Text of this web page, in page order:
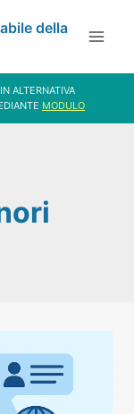
della
ALTERNATIVA
MODULO